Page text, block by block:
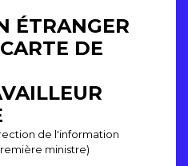
ÉTRANGER
DE
de l'information
ministre)